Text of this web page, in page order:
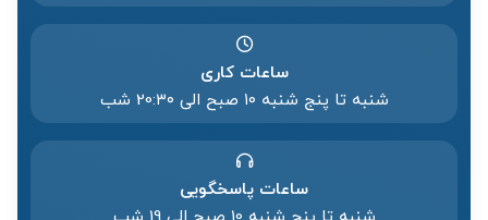
ساعات کاری
شنبه تا پنج شنبه ۱۰ صبح الی 20:۳۰ شب
ساعات پاسخگویی